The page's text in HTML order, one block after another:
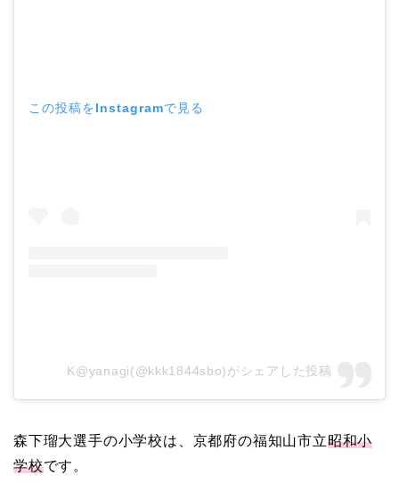
この投稿をInstagramで見る
K@yanagi(@kkk1844sbo)がシェアした投稿
森下瑠大選手の小学校は、京都府の福知山市立昭和小
学校です。